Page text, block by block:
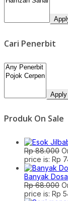
Cari Penerbit
Apply
Produk On Sale
Rp88.000
price is: Rp
Banyak
Rp68.000
price is: Rp